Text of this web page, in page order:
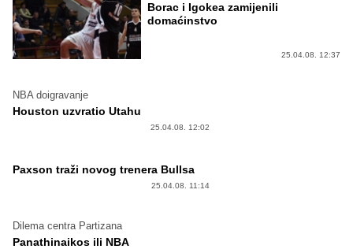
Borac i Igokea zamijenili
domaćinstvo
25.04.08. 12:37
NBA doigravanje
Houston uzvratio Utahu
25.04.08. 12:02
Paxson traži novog trenera Bullsa
25.04.08. 11:14
Dilema centra Partizana
Panathinaikos ili NBA